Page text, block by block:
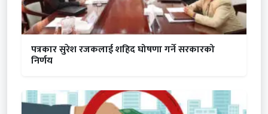
पत्रकार सुरेश रजकलाई शहिद घोषणा गर्ने सरकारको
निर्णय